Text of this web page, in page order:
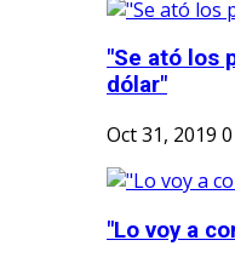
"Se ató los
dólar"
Oct 31, 2019 0
"Lo voy a